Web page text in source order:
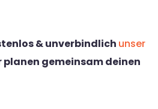
& unverbindlich unser
planen gemeinsam deinen